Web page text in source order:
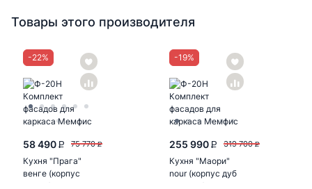
Товары этого производителя
-22%
58 490 P 75 770 P
Кухня "Прага"
венге (корпус
-19%
255 990 P 319 700 P
Кухня "Маори"
nour (корпус дуб